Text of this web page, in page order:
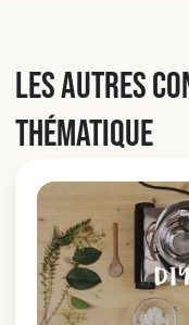
Les autres
thématique